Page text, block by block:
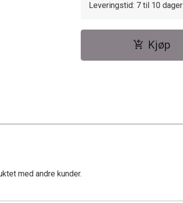
Leveringstid: 7 til 10 dager
Kjøp
med andre kunder.